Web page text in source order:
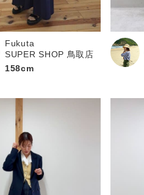
Fukuta
SUPER SHOP 鳥取店
158cm